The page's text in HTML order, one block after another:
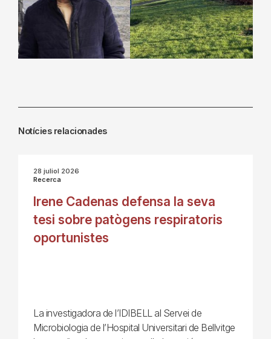
Notícies relacionades
28 juliol 2026
Recerca
Irene Cadenas defensa la seva
tesi sobre patògens respiratoris
oportunistes
La investigadora de l’IDIBELL al Servei de
Microbiologia de l’Hospital Universitari de Bellvitge